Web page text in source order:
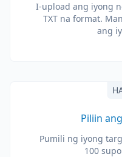
I-upload ang iyong
TXT na format.
ang
Piliin
Pumili ng iyong
100